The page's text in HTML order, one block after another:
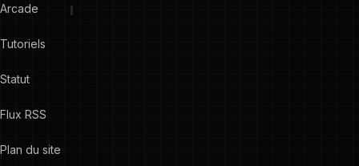
Arcade
Tutoriels
Statut
Flux RSS
Plan du site